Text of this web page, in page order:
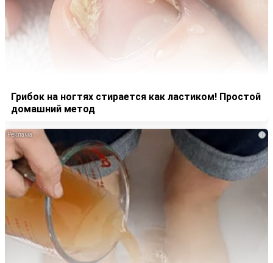
Грибок на ногтях стирается как ластиком! Простой
домашний метод
i